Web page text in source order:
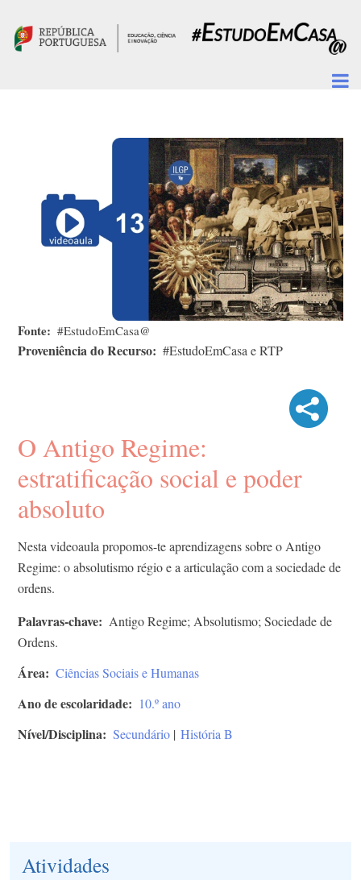
Fonte #EstudoEmCasa@
Proveniência do Recurso #EstudoEmCasa e RTP
O Antigo Regime:
estratificação social e poder
absoluto
Nesta videoaula propomos-te aprendizagens sobre o Antigo
Regime: o absolutismo régio e a articulação com a sociedade de
ordens.
Palavras-chave
Antigo Regime; Absolutismo; Sociedade de
Ordens.
Área Ciências Sociais e Humanas
Ano de escolaridade 10.º ano
Nível/Disciplina Secundário | História B
Atividades